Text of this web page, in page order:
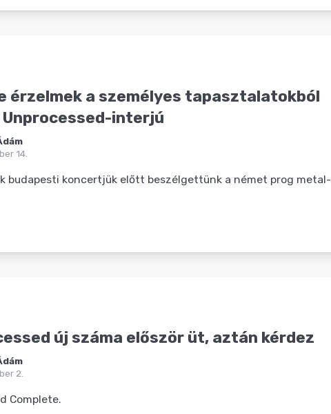
érzelmek a személyes tapasztalatokból
Unprocessed-interjú
14.
budapesti koncertjük előtt beszélgettünk a német prog metal-
új száma először üt, aztán kérdez
2.
Complete.